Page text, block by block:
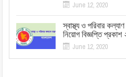
June 12, 2020
স্বাস্থ্য ও পরিবার
নিয়োগ বিজ্ঞপ্তি
June 12, 2020